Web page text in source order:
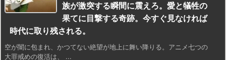
族が激突する瞬間に震えろ。愛と犠牲の
果てに目撃する奇跡。今すぐ見なければ
時代に取り残される。
空が闇に包まれ、かつてない絶望が地上に舞い降りる。アニメ七つの
大罪戒めの復活は、 ...